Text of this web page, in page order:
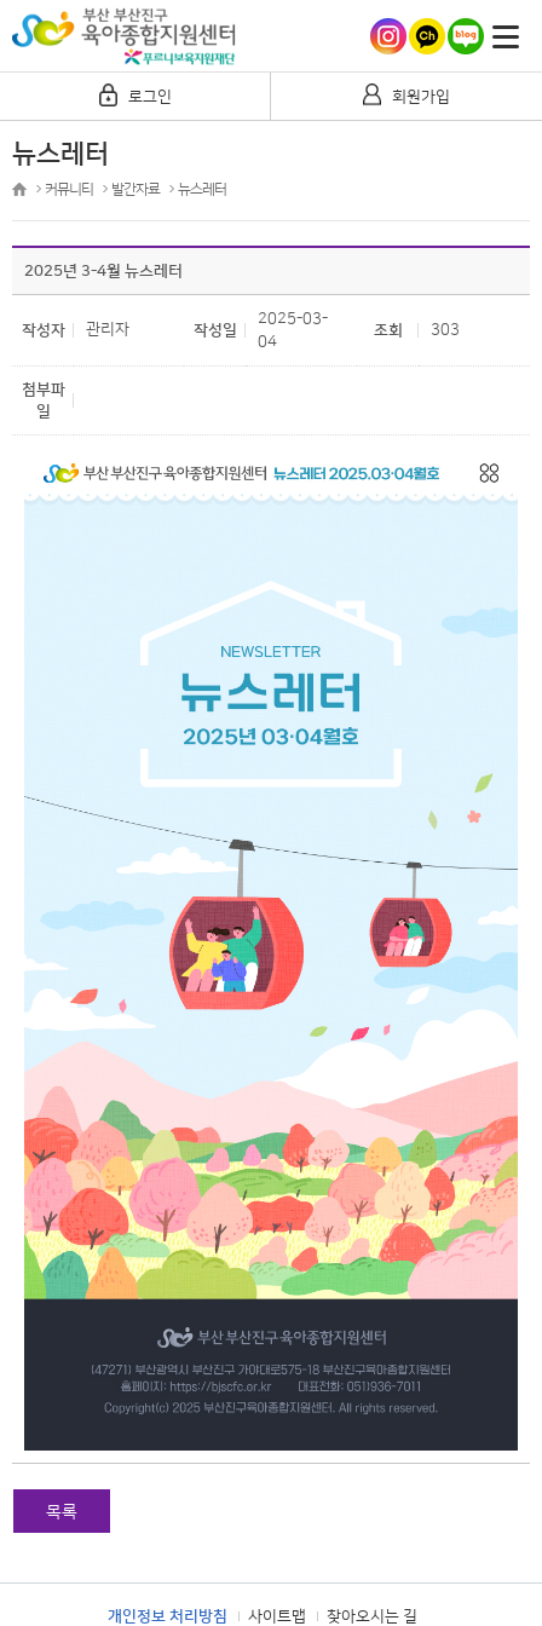
로그인 회원가입
뉴스레터
커뮤니티 발간자료 뉴스레터
2025년 3-4월 뉴스레터
작성자 관리자 작성일
2025-03-
04
조회 303
첨부파
일
목록
개인정보 처리방침 사이트맵 찾아오시는 길